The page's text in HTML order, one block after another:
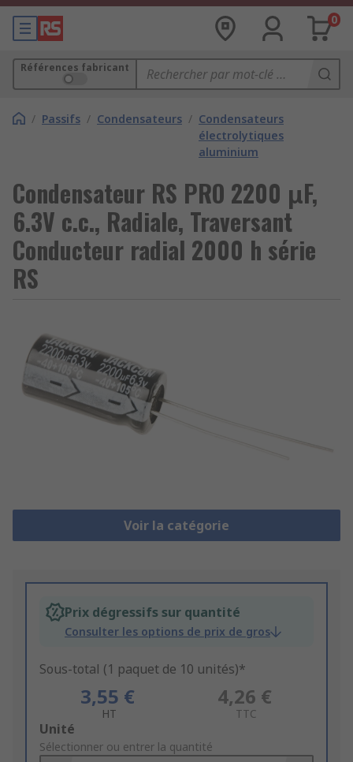
0
Références fabricant
/ Passifs / Condensateurs / Condensateurs
électrolytiques
aluminium
Condensateur RS PRO 2200 μF,
6.3V c.c., Radiale, Traversant
Conducteur radial 2000 h série
RS
Voir la catégorie
Prix dégressifs sur quantité
Consulter les options de prix de gros
Sous-total (1 paquet de 10 unités)*
3,55 €
HT
4,26 €
TTC
Add
to
Unité
Sélectionner ou entrer la quantité